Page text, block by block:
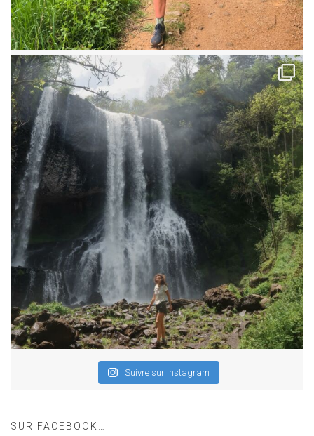
Suivre sur Instagram
SUR FACEBOOK…